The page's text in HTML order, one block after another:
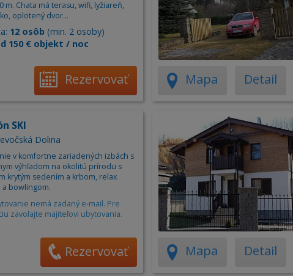
Ubytovňa
Hotel
Kemp
m. Chata má terasu, wifi, lyžiareň,
oplotený dvor...
12 osôb (min. 2 osoby)
150 € objekt / noc
Rezervovať Mapa Detail
SKI
Dolina
v komfortne zariadených izbách s
výhľadom na okolitú prírodu s
krytým sedením a krbom, relax
a bowlingom.
nemá zadaný e-mail. Pre
zavolajte majiteľovi ubytovania.
Rezervovať Mapa Detail